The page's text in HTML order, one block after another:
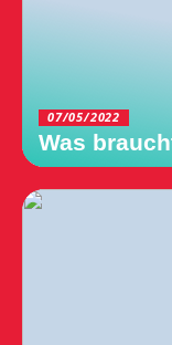
07/05/2022
Was